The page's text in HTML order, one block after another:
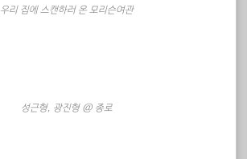
우리 집에 스캔하러 온 모리슨여관
성근형, 광진형 @ 종로